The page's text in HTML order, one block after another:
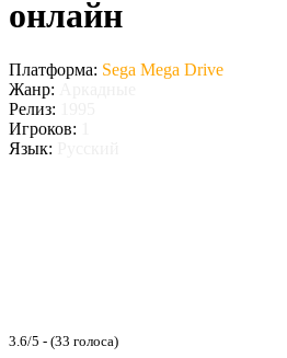
онлайн
Платформа: Sega Mega Drive
Жанр:
Релиз:
Игроков:
Язык:
3.6/5 - (33 голоса)